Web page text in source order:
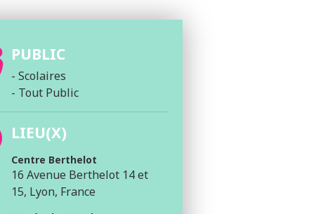
PUBLIC
- Scolaires
- Tout Public
LIEU(X)
Centre Berthelot
16 Avenue Berthelot 14 et
15, Lyon, France